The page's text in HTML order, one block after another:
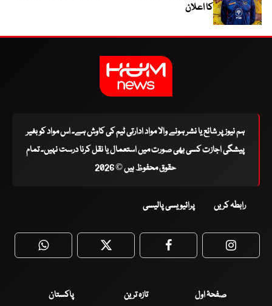
کا اعلان
ہم نیوز پر شائع یا نشر ہونے والا مواد ادارتی ٹیم کی کاوش ہے۔ اس مواد کو بغیر
پیشگی اجازت کسی بھی صورت میں استعمال یا نقل کرنا درست نہیں۔ تمام
حقوق محفوظ ہیں © 2026
رابطہ کریں پرائیویسی پالیسی
WhatsApp Twitter Facebook
صفحۂ اول تازہ ترین پاکستان